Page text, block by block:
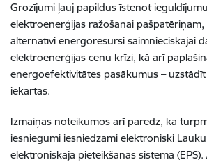
Grozījumi ļauj papildus īstenot
elektroenerģijas ražošanai
alternatīvi energoresursi saimnieciskajai
elektroenerģijas cenu krīzi, kā arī
energoefektivitātes pasākumus –
iekārtas.
Izmaiņas noteikumos arī paredz, ka
iesniegumi iesniedzami elektroniski
elektroniskajā pieteikšanas sistēmā